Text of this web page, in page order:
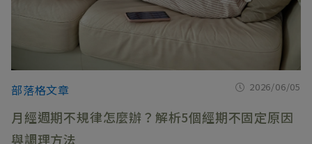
部落格文章 2026/06/05
月經週期不規律怎麼辦？解析5個經期不固定原因
與調理方法